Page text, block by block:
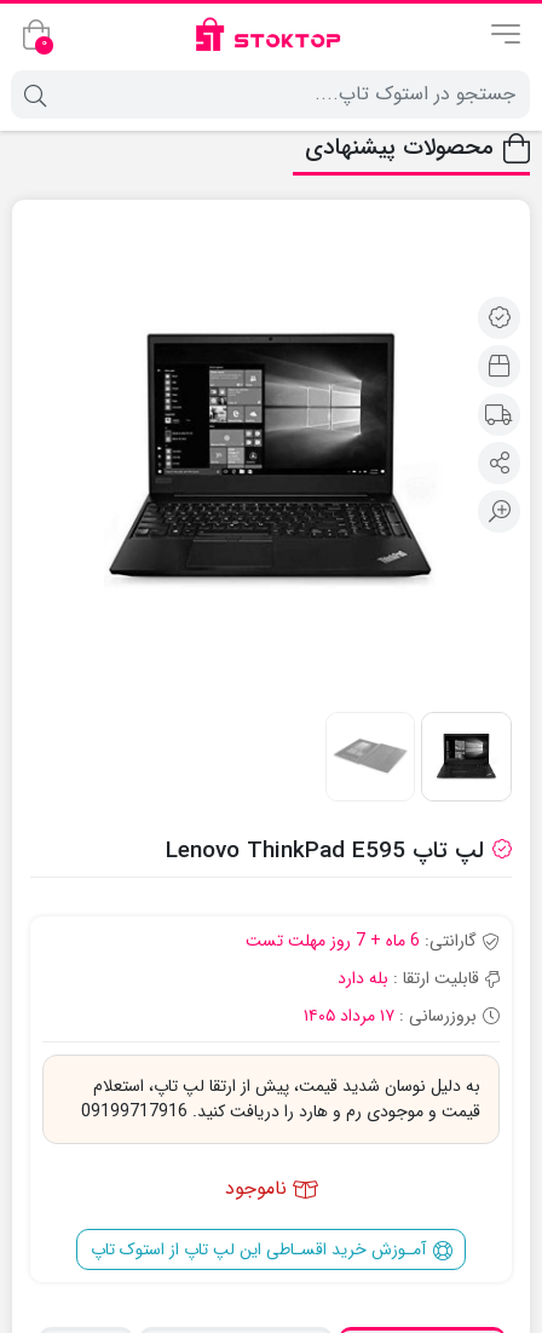
0
محصولات پیشنهادی
لپ تاپ Lenovo ThinkPad E595
گارانتی: 6 ماه + 7 روز مهلت تست
قابلیت ارتقا : بله دارد
بروزرسانی : ۱۷ مرداد ۱۴۰۵
به دلیل نوسان شدید قیمت، پیش از ارتقا لپ تاپ، استعلام
قیمت و موجودی رم و هارد را دریافت کنید. 09199717916
ناموجود
آمـوزش خرید اقسـاطی این لپ تاپ از استوک تاپ